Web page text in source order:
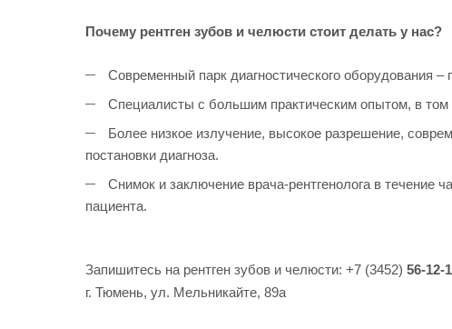
Почему рентген зубов и челюсти стоит делать у нас?
Современный парк диагностического оборудования
Специалисты с большим практическим опытом, в
Более низкое излучение, высокое разрешение,
постановки диагноза.
Снимок и заключение врача-рентгенолога в течение
пациента.
Запишитесь на рентген зубов и челюсти: +7 (3452) 56-12-
г. Тюмень, ул. Мельникайте, 89а